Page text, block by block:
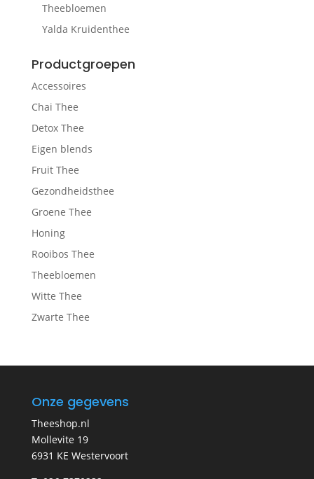
Theebloemen
Yalda Kruidenthee
Productgroepen
Accessoires
Chai Thee
Detox Thee
Eigen blends
Fruit Thee
Gezondheidsthee
Groene Thee
Honing
Rooibos Thee
Theebloemen
Witte Thee
Zwarte Thee
Onze gegevens
Theeshop.nl
Mollevite 19
6931 KE Westervoort